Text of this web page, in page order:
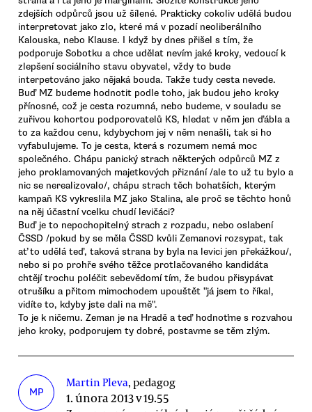
zdejších odpůrců jsou už šílené. Prakticky cokoliv udělá budou
interpretovat jako zlo, které má v pozadí neoliberálního
Kalouska, nebo Klause. I když by dnes přišel s tím, že
podporuje Sobotku a chce udělat nevím jaké kroky, vedoucí k
zlepšení sociálního stavu obyvatel, vždy to bude
interpetováno jako nějaká bouda. Takže tudy cesta nevede.
Buď MZ budeme hodnotit podle toho, jak budou jeho kroky
přínosné, což je cesta rozumná, nebo budeme, v souladu se
zuřivou kohortou podporovatelů KS, hledat v něm jen ďábla a
to za každou cenu, kdybychom jej v něm nenašli, tak si ho
vyfabulujeme. To je cesta, která s rozumem nemá moc
společného. Chápu panický strach některých odpůrců MZ z
jeho proklamovaných majetkových přiznání /ale to už tu bylo a
nic se nerealizovalo/, chápu strach těch bohatších, kterým
kampaň KS vykreslila MZ jako Stalina, ale proč se těchto honů
na něj účastní vcelku chudí levičáci?
Buď je to nepochopitelný strach z rozpadu, nebo oslabení
ČSSD /pokud by se měla ČSSD kvůli Zemanovi rozsypat, tak
ať to udělá teď, taková strana by byla na levici jen překážkou/,
nebo si po prohře svého těžce protlačovaného kandidáta
chtějí trochu poléčit sebevědomí tím, že budou přisypávat
otrušíku a přitom mimochodem upouštět "já jsem to říkal,
vidíte to, kdyby jste dali na mě".
To je k ničemu. Zeman je na Hradě a teď hodnoťme s rozvahou
jeho kroky, podporujem ty dobré, postavme se těm zlým.
MP
Martin Pleva, pedagog
1. února 2013 v 19.55